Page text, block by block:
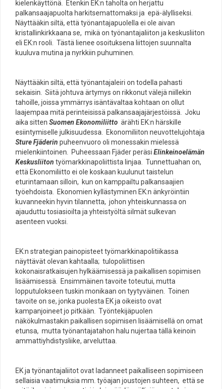
kielenkäyttönä. Etenkin EK:n taholta on herjattu
palkansaajapuolta harkitsemattomaksi ja epä-älylliseksi.
Näyttääkin siltä, että työnantajapuolella ei ole aivan
kristallinkirkkaana se, mikä on työnantajaliiton ja keskusliiton
eli EK:n rooli. Tästä lienee osoituksena liittojen suunnalta
kuuluva mutina ja nyrkkiin puhuminen.
Näyttääkin siltä, että työnantajaleiri on todella pahasti
sekaisin. Siitä johtuva ärtymys on rikkonut välejä niillekin
tahoille, joissa ymmärrys isäntävaltaa kohtaan on ollut
laajempaa mitä perinteisissä palkansaajajärjestöissä. Joku
aika sitten Suomen Ekonomiliitto ärähti EK:n härskille
esiintymiselle julkisuudessa. Ekonomiliiton neuvottelujohtaja
Sture Fjäderin puheenvuoro oli monessakin mielessä
mielenkiintoinen. Puheessaan Fjäder peräsi Elinkeinoelämän
Keskusliiton työmarkkinapoliittista linjaa. Tunnettuahan on,
että Ekonomiliitto ei ole koskaan kuulunut taistelun
eturintamaan silloin, kun on kamppailtu palkansaajien
työehdoista. Ekonomien kyllästyminen EK:n änkyröintiin
kuvanneekin hyvin tilannetta, johon yhteiskunnassa on
ajauduttu tosiasioilta ja yhteistyöltä silmät sulkevan
asenteen vuoksi.
EK:n strategian painopisteet työmarkkinapolitiikassa
näyttävät olevan kahtaalla; tulopoliittisen
kokonaisratkaisujen hylkäämisessä ja paikallisen sopimisen
lisäämisessä. Ensimmäinen tavoite toteutui, mutta
lopputulokseen tuskin monikaan on tyytyväinen. Toinen
tavoite on se, jonka puolesta EK ja oikeisto ovat
kampanjoineet jo pitkään. Työntekijäpuolen
näkökulmastakin paikallisen sopimisen lisäämisellä on omat
etunsa, mutta työnantajatahon halu nujertaa tällä keinoin
ammattiyhdistysliike, arveluttaa.
EK ja työnantajaliitot ovat ladanneet paikalliseen sopimiseen
sellaisia vaatimuksia mm. työajan joustojen suhteen, että se